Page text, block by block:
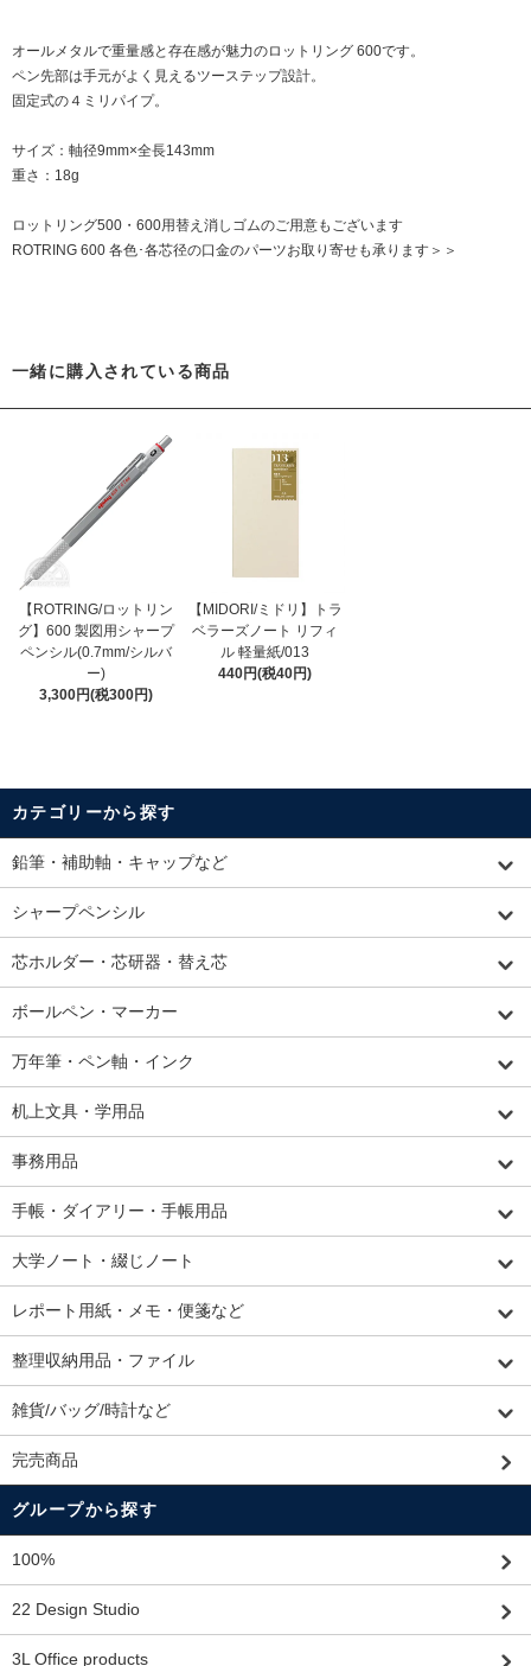
オールメタルで重量感と存在感が魅力のロットリング 600です。
ペン先部は手元がよく見えるツーステップ設計。
固定式の４ミリパイプ。
サイズ：軸径9mm×全長143mm
重さ：18g
ロットリング500・600用替え消しゴムのご用意もございます
ROTRING 600 各色･各芯径の口金のパーツお取り寄せも承ります＞＞
一緒に購入されている商品
【ROTRING/ロットリン
グ】600 製図用シャープ
ペンシル(0.7mm/シルバ
ー)
3,300円(税300円)
【MIDORI/ミドリ】トラ
ベラーズノート リフィ
ル 軽量紙/013
440円(税40円)
カテゴリーから探す
鉛筆・補助軸・キャップなど
シャープペンシル
芯ホルダー・芯研器・替え芯
ボールペン・マーカー
万年筆・ペン軸・インク
机上文具・学用品
事務用品
手帳・ダイアリー・手帳用品
大学ノート・綴じノート
レポート用紙・メモ・便箋など
整理収納用品・ファイル
雑貨/バッグ/時計など
完売商品
グループから探す
100%
22 Design Studio
3L Office products